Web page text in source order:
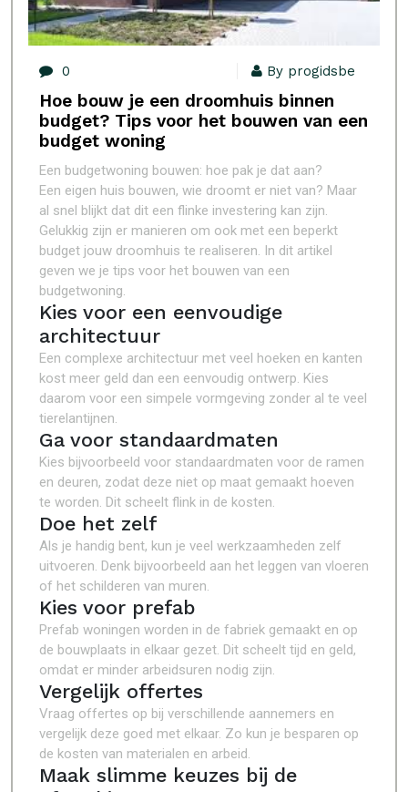
0 By progidsbe
Hoe bouw je een droomhuis binnen
budget? Tips voor het bouwen van een
budget woning
Een budgetwoning bouwen: hoe pak je dat aan?
Een eigen huis bouwen, wie droomt er niet van? Maar
al snel blijkt dat dit een flinke investering kan zijn.
Gelukkig zijn er manieren om ook met een beperkt
budget jouw droomhuis te realiseren. In dit artikel
geven we je tips voor het bouwen van een
budgetwoning.
Kies voor een eenvoudige
architectuur
Een complexe architectuur met veel hoeken en kanten
kost meer geld dan een eenvoudig ontwerp. Kies
daarom voor een simpele vormgeving zonder al te veel
tierelantijnen.
Ga voor standaardmaten
Kies bijvoorbeeld voor standaardmaten voor de ramen
en deuren, zodat deze niet op maat gemaakt hoeven
te worden. Dit scheelt flink in de kosten.
Doe het zelf
Als je handig bent, kun je veel werkzaamheden zelf
uitvoeren. Denk bijvoorbeeld aan het leggen van vloeren
of het schilderen van muren.
Kies voor prefab
Prefab woningen worden in de fabriek gemaakt en op
de bouwplaats in elkaar gezet. Dit scheelt tijd en geld,
omdat er minder arbeidsuren nodig zijn.
Vergelijk offertes
Vraag offertes op bij verschillende aannemers en
vergelijk deze goed met elkaar. Zo kun je besparen op
de kosten van materialen en arbeid.
Maak slimme keuzes bij de